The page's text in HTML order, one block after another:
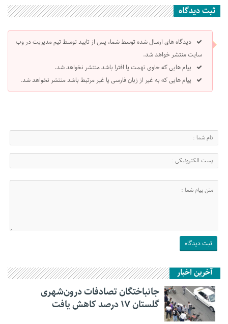
ثبت دیدگاه
دیدگاه های ارسال شده توسط شما، پس از تایید توسط تیم مدیریت در وب
سایت منتشر خواهد شد.
پیام هایی که حاوی تهمت یا افترا باشد منتشر نخواهد شد.
پیام هایی که به غیر از زبان فارسی یا غیر مرتبط باشد منتشر نخواهد شد.
آخرین اخبار
جانباختگان تصادفات درون‌شهری
گلستان ۱۷ درصد کاهش یافت